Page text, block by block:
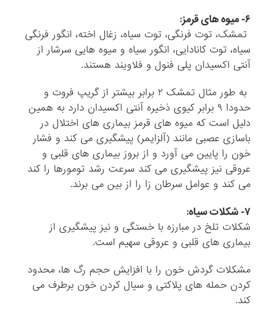
۶- میوه های قرمز:
تمشک، توت فرنگی، توت سیاه، زغال اخته، انگور فرنگی
سیاه، توت کانادایی، انگور سیاه و میوه هایی سرشار از
آنتی اکسیدان پلی فنول و فلاویند هستند.
به طور مثال تمشک ۲ برابر بیشتر از گریپ فروت و
حدودا ۹ برابر کیوی ذخیره آنتی اکسیدان دارد به همین
دلیل است که میوه های قرمز بیماری های اختلال در
باسازی عصبی مانند (آلزایمر) پیشگیری می کند و فشار
خون را پایین می آورد و از بروز بیماری های قلبی و
عروقی نیز پیشگیری می کند سرعت رشد تومورها را کند
می کند و عوامل سرطان زا را از بین می برند.
۷- شکلات سیاه:
شکلات تلخ در مبارزه با خستگی و نیز پیشگیری از
بیماری های قلبی و عروقی سهیم است.
مشکلات گردش خون را با افزایش حجم رگ ها، محدود
کردن حمله های پلاکتی و سیال کردن خون برطرف می
کند.